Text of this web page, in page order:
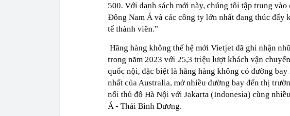
500. Với danh sách mới này, chúng tôi tập trung
Đông Nam Á và các công ty lớn nhất đang thúc đẩy
tế thành viên.”
Hãng hàng không thế hệ mới Vietjet đã ghi nhận
trong năm 2023 với 25,3 triệu lượt khách vận
quốc nội, đặc biệt là hãng hàng không có đường
nhất của Australia, mở nhiều đường bay đến thị
nối thủ đô Hà Nội với Jakarta (Indonesia) cùng
Á - Thái Bình Dương.